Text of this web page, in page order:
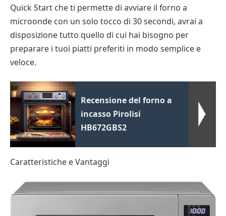
Quick Start che ti permette di avviare il forno a
microonde con un solo tocco di 30 secondi, avrai a
disposizione tutto quello di cui hai bisogno per
preparare i tuoi piatti preferiti in modo semplice e
veloce.
Recensione del forno a
incasso Pirolisi
HB672GBS2
Caratteristiche e Vantaggi